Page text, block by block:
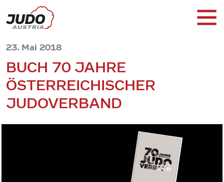
23. Mai 2018
BUCH 70 JAHRE
ÖSTERREICHISCHER
JUDOVERBAND